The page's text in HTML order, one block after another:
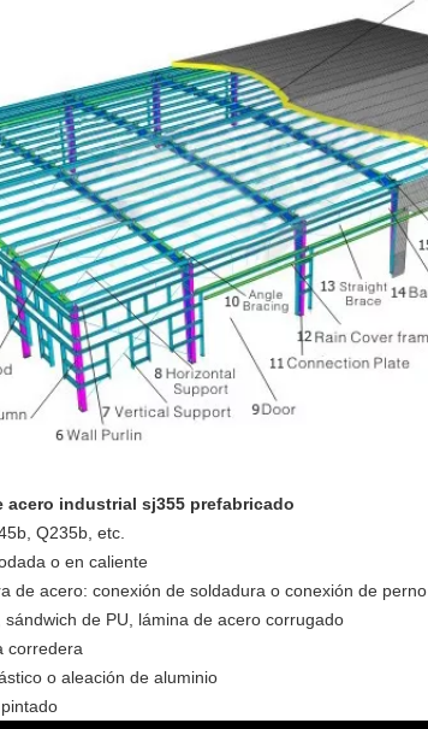
acero industrial sj355 prefabricado
Q235b, etc.
o en caliente
de acero: conexión de soldadura o conexión de perno
de PU, lámina de acero corrugado
corredera
o aleación de aluminio